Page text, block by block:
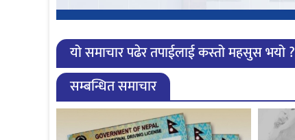
यो समाचार पढेर तपाईलाई कस्तो महसुस भयो ?
सम्बन्धित समाचार